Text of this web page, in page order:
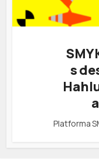
s
Platforma